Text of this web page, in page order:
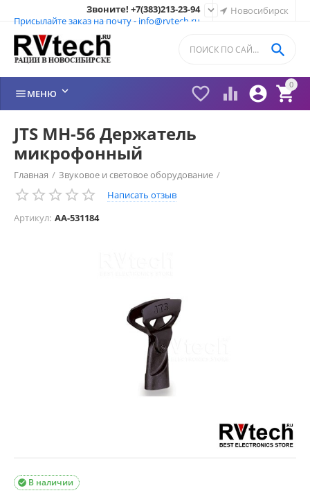
Новосибирск
Звоните! +7(383)213-23-94
Присылайте заказ на почту - info@rvtech.ru

0


 

МЕНЮ 
JTS MH-56 Держатель
микрофонный
Главная / Звуковое и световое оборудование /
Аксессуары для микрофонов /
Написать отзыв
Артикул: AA-531184
В наличии
